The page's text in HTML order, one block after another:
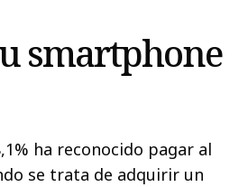
smartphone
ha reconocido pagar al
se trata de adquirir un